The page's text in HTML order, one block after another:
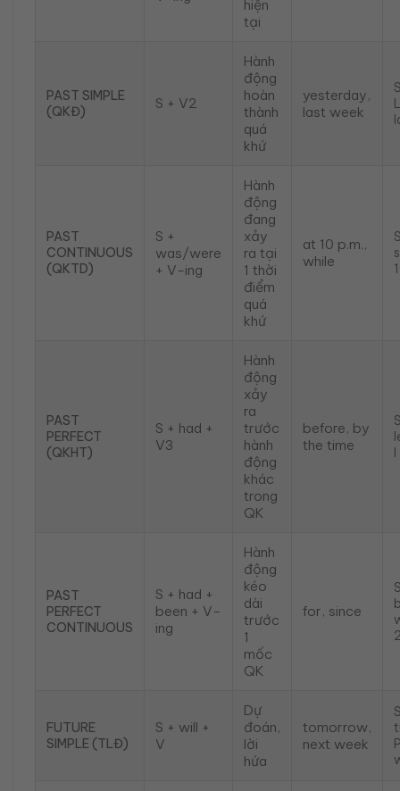
hiện
tại
PAST SIMPLE
(QKĐ)
S + V2
Hành
động
hoàn
thành
quá
khứ
yesterday,
last week
PAST
CONTINUOUS
(QKTD)
S +
was/were
+ V-ing
Hành
động
đang
xảy
ra tại
1 thời
điểm
quá
khứ
at 10 p.m.,
while
PAST
PERFECT
(QKHT)
S + had +
V3
Hành
động
xảy
ra
trước
hành
động
khác
trong
QK
before, by
the time
PAST
PERFECT
CONTINUOUS
S + had +
been + V-
ing
Hành
động
kéo
dài
trước
1
mốc
QK
for, since
FUTURE
SIMPLE (TLĐ)
S + will +
V
Dự
đoán,
lời
hứa
tomorrow,
next week